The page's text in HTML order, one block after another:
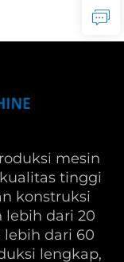
mesin
tinggi
konstruksi
lebih dari 20
dari 60
lengkap,